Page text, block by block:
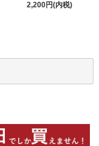
2,200円(内税)